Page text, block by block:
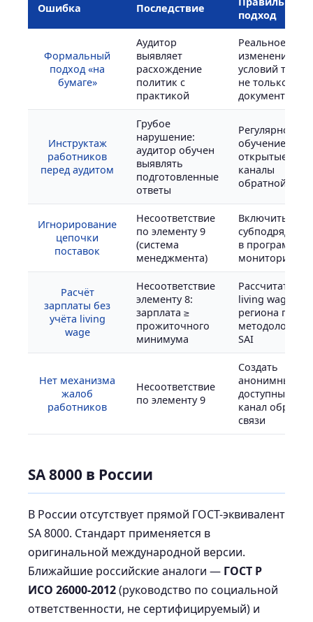
Ошибка Последствие
подход
Формальный
подход «на
бумаге»
Аудитор
выявляет
расхождение
политик с
практикой
Реальное
изменение
условий
не только
документация
Инструктаж
работников
перед аудитом
Грубое
нарушение:
аудитор обучен
выявлять
подготовленные
ответы
Регулярное
обучение,
открытые
каналы
обратной
Игнорирование
цепочки
поставок
Несоответствие
по элементу 9
(система
менеджмента)
Включить
в программу
мониторинга
Расчёт
зарплаты без
учёта living
wage
Несоответствие
элементу 8:
зарплата ≥
прожиточного
минимума
Рассчитать
living wage для
региона по
методологии
SAI
Нет механизма
жалоб
работников
Несоответствие
по элементу 9
Создать
анонимный и
доступный
канал
связи
SA 8000 в России
В России отсутствует прямой ГОСТ-эквивалент
SA 8000. Стандарт применяется в
оригинальной международной версии.
Ближайшие российские аналоги — ГОСТ Р
ИСО 26000-2012(руководство по социальной
ответственности, не сертифицируемый) и